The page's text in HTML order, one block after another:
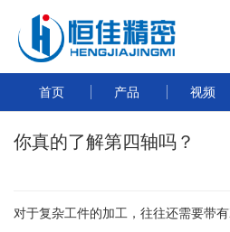
首页 产品 视频
你真的了解第四轴吗？
对于复杂工件的加工，往往还需要带